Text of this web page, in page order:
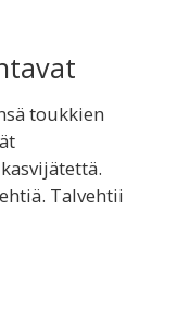
toukkien
Talvehtii